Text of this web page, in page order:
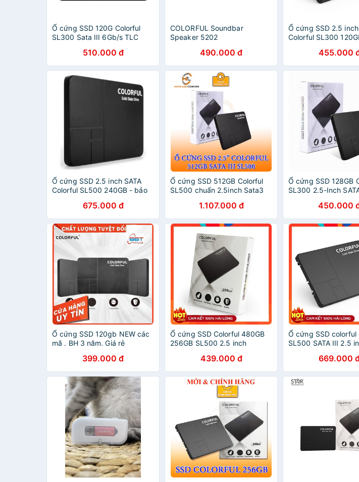
Ổ cứng SSD 120G Colorful
SL300 Sata III 6Gb/s TLC
510.000 đ
COLORFUL Soundbar
Speaker 5202
490.000 đ
Ổ cứng SSD 2.5 inch
Colorful SL300
256GB - bảo hành 3
455.000
Ổ cứng SSD 2.5 inch SATA
Colorful SL500 240GB - bảo
675.000 đ
Ổ cứng SSD 512GB Colorful
SL500 chuẩn 2.5inch Sata3
phân phối1.107.000 đ
Ổ cứng SSD 128GB
SL300 2.5-Inch
450.000
Ổ cứng SSD 120gb NEW các
mã . BH 3 năm. Giá rẻ
399.000 đ
Ổ cứng SSD Colorful 480GB
256GB SL500 2.5 inch
439.000 đ
Ổ cứng SSD colorful
SL500 SATA III 2.5
669.000